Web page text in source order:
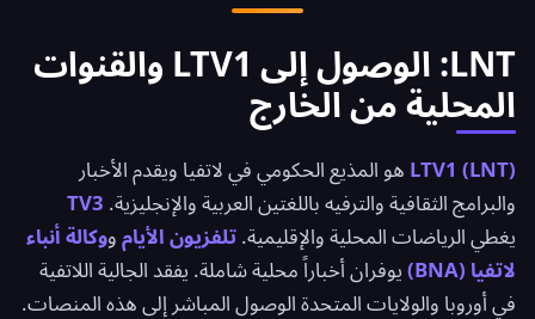
LNT: الوصول إلى LTV1 والقنوات
المحلية من الخارج
LTV1 (LNT) هو المذيع الحكومي في لاتفيا ويقدم الأخبار
والبرامج الثقافية والترفيه باللغتين العربية والإنجليزية. TV3
يغطي الرياضات المحلية والإقليمية. تلفزيون الأيام ووكالة أنباء
لاتفيا (BNA)
يوفران أخباراً محلية شاملة. يفقد الجالية اللاتفية
في أوروبا والولايات المتحدة الوصول المباشر إلى هذه المنصات.